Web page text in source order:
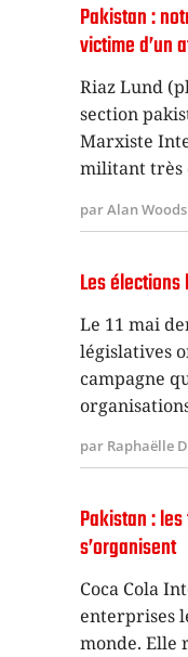
Pakistan :
victime d’un
Riaz Lund
section
Marxiste
militant très
par Alan Woods
Les
Le 11 mai
législatives
campagne
par Raphaëlle
Pakistan :
s’organisent
Coca Cola
enterprises
monde. Elle